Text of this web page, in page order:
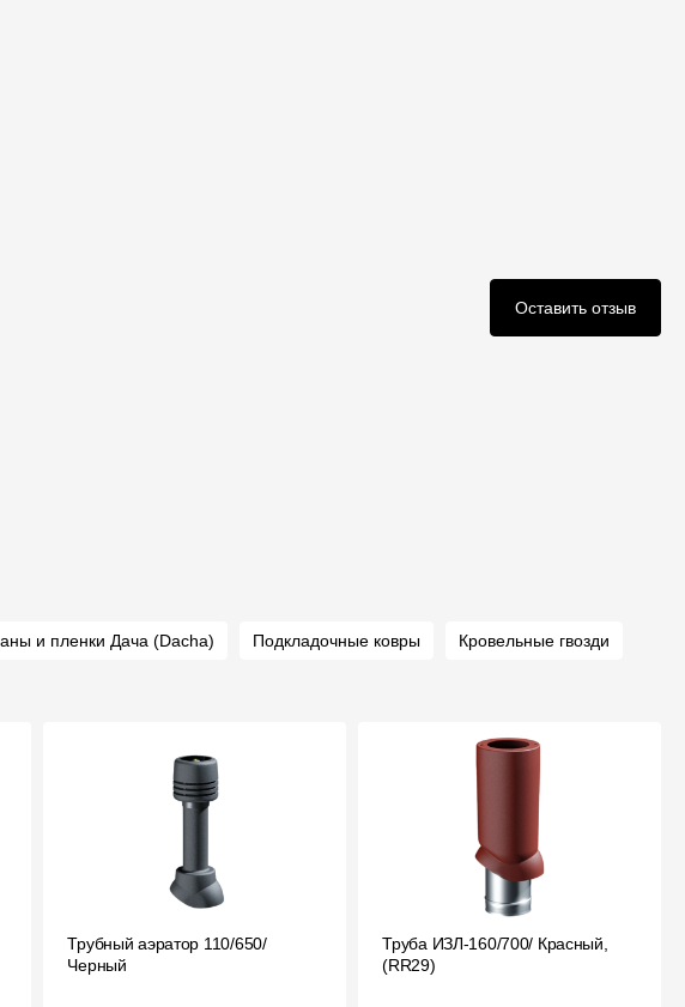
Оставить отзыв
и пленки Дача (Dacha) Подкладочные ковры Кровельные гвозди
Трубный аэратор 110/650/
Черный
Труба ИЗЛ-160/700/ Красный,
(RR29)